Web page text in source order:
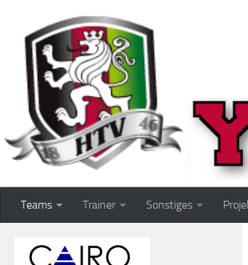
Zum Inhalt springen
Teams Trainer Sonstiges